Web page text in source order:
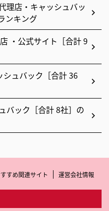
理店・キャッシュバッ
ンキング
・公式サイト［合計 9
ュバック［合計 36
バック［合計 8社］の
すめ関連サイト 運営会社情報